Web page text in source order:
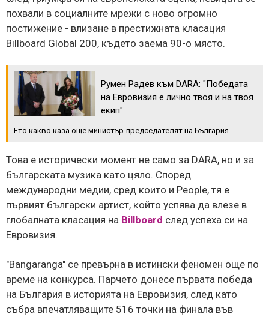
похвали в социалните мрежи с ново огромно
постижение - влизане в престижната класация
Billboard Global 200, където заема 90-о място.
Румен Радев към DARA: "Победата
на Евровизия е лично твоя и на твоя
екип"
Ето какво каза още министър-председателят на България
Това е исторически момент не само за DARA, но и за
българската музика като цяло. Според
международни медии, сред които и People, тя е
първият български артист, който успява да влезе в
глобалната класация на Billboard след успеха си на
Евровизия.
"Bangaranga" се превърна в истински феномен още по
време на конкурса. Парчето донесе първата победа
на България в историята на Евровизия, след като
събра впечатляващите 516 точки на финала във